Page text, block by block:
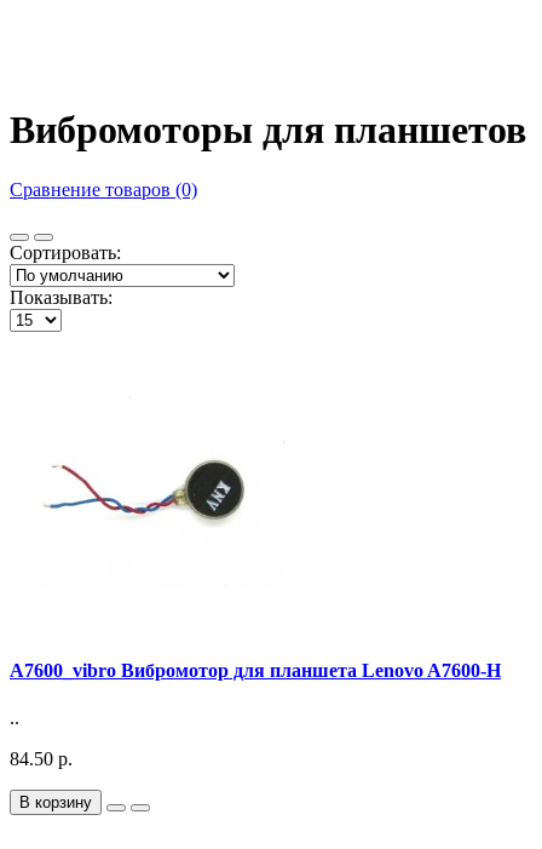
Вибромоторы для планшетов
Сравнение товаров (0)
Сортировать:
Показывать:
A7600_vibro Вибромотор для планшета Lenovo A7600-H
..
84.50 р.
В корзину